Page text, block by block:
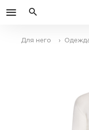
Для него ›